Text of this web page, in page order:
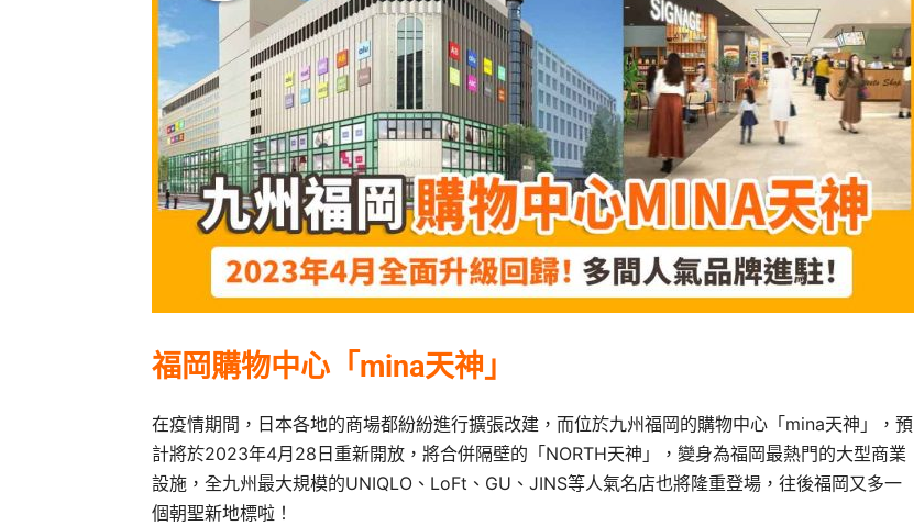
福岡購物中心「mina天神」
在疫情期間，日本各地的商場都紛紛進行擴張改建，而位於九州福岡的購物中心「mina天神」，預
計將於2023年4月28日重新開放，將合併隔壁的「NORTH天神」，變身為福岡最熱門的大型商業
設施，全九州最大規模的UNIQLO、LoFt、GU、JINS等人氣名店也將隆重登場，往後福岡又多一
個朝聖新地標啦！